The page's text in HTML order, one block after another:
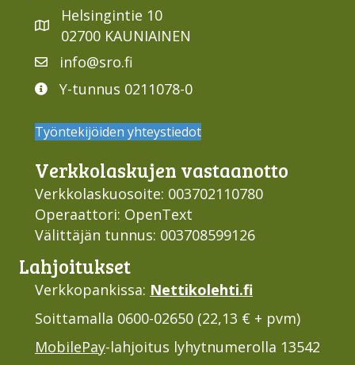
Helsingintie 10
02700 KAUNIAINEN
info@sro.fi
Y-tunnus 0211078-0
Työntekijöiden yhteystiedot
Verkko­laskujen vastaan­otto
Verkkolaskuosoite: 003702110780
Operaattori: OpenText
Välittäjän tunnus: 003708599126
Lahjoi­tukset
Verkkopankissa: Nettikolehti.fi
Soittamalla 0600-02650 (22,13 € + pvm)
MobilePay-lahjoitus lyhytnumerolla 13542